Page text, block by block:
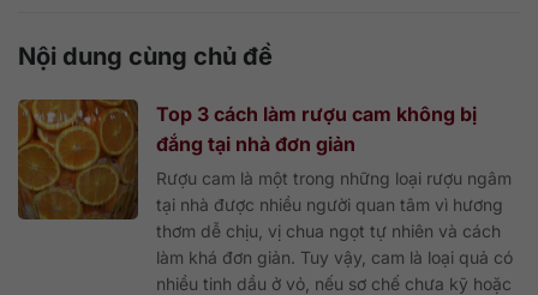
Nội dung cùng chủ đề
Top 3 cách làm rượu cam không bị
đắng tại nhà đơn giản
Rượu cam là một trong những loại rượu ngâm
tại nhà được nhiều người quan tâm vì hương
thơm dễ chịu, vị chua ngọt tự nhiên và cách
làm khá đơn giản. Tuy vậy, cam là loại quả có
nhiều tinh dầu ở vỏ, nếu sơ chế chưa kỹ hoặc